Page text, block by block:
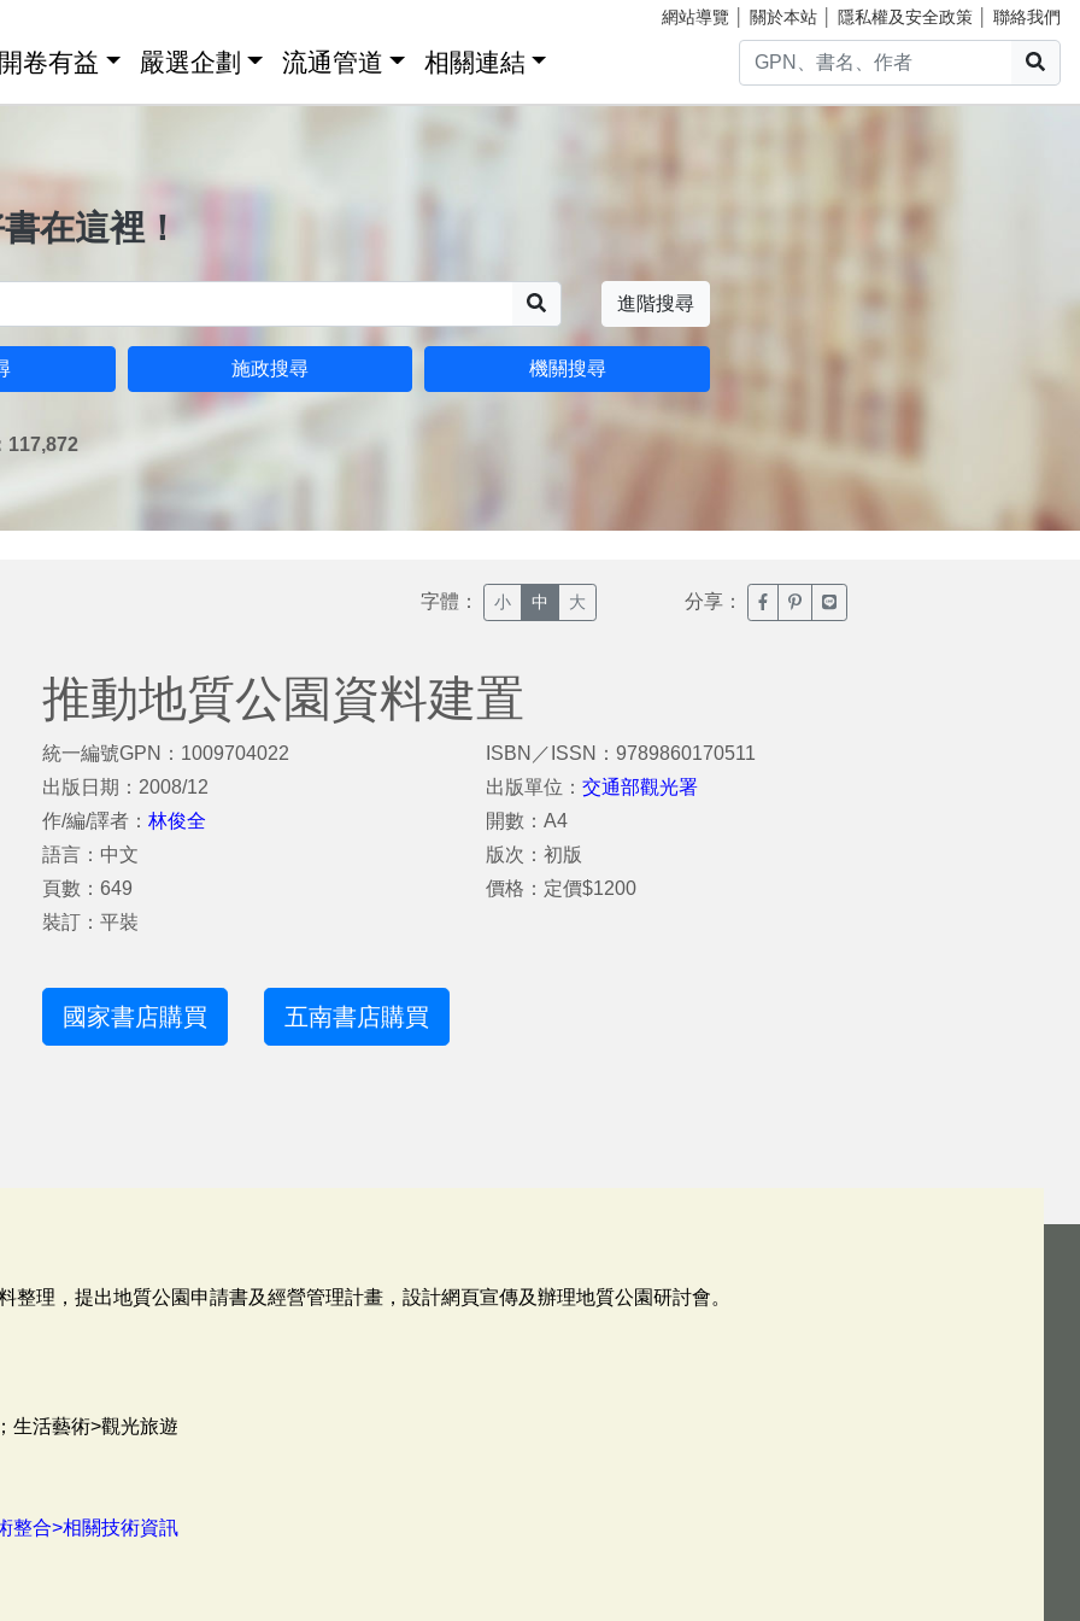
網站導覽 關於本站 隱私權及安全政策 聯絡我們
卷有益 嚴選企劃 流通管道 相關連結
在這裡！
進階搜尋
施政搜尋 機關搜尋
117,872
字體： 小 中 大 分享： 臉書分享(另開新視窗)
噗浪分享(另開新視窗)
Line分享(另開新視窗)
推動地質公園資料建置
統一編號GPN：1009704022
出版日期：2008/12
作/編/譯者： 林俊全
語言：中文
頁數：649
裝訂：平裝
ISBN／ISSN：9789860170511
出版單位：交通部觀光署
開數：A4
版次：初版
價格：定價$1200
國家書店購買 五南書店購買
整理，提出地質公園申請書及經營管理計畫，設計網頁宣傳及辦理地質公園研討會。
生活藝術>觀光旅遊
整合>相關技術資訊